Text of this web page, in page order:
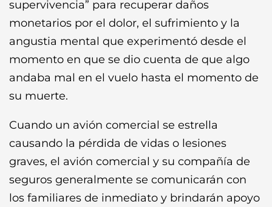
supervivencia” para recuperar daños
monetarios por el dolor, el sufrimiento y la
angustia mental que experimentó desde el
momento en que se dio cuenta de que algo
andaba mal en el vuelo hasta el momento de
su muerte.
Cuando un avión comercial se estrella
causando la pérdida de vidas o lesiones
graves, el avión comercial y su compañía de
seguros generalmente se comunicarán con
los familiares de inmediato y brindarán apoyo